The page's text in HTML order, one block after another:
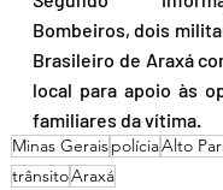
Bombeiros, dois
Brasileiro de Araxá
local para apoio às
familiares da vítima.
Minas GeraispolíciaAlto
trânsitoAraxá